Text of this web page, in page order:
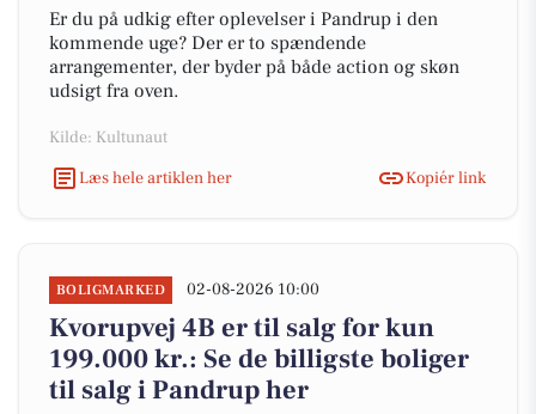
Er du på udkig efter oplevelser i Pandrup i den
kommende uge? Der er to spændende
arrangementer, der byder på både action og skøn
udsigt fra oven.
Kilde: Kultunaut
Læs hele artiklen her
Kopiér link
BOLIGMARKED 02-08-2026 10:00
Kvorupvej 4B er til salg for kun
199.000 kr.: Se de billigste boliger
til salg i Pandrup her